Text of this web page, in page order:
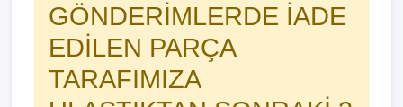
GÖNDERİMLERDE İADE
EDİLEN PARÇA
TARAFIMIZA